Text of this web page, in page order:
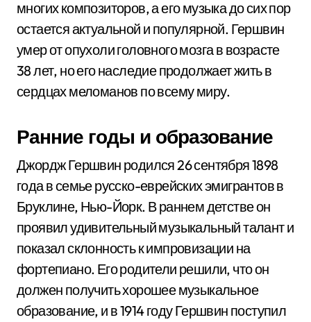
многих композиторов, а его музыка до сих пор
остается актуальной и популярной. Гершвин
умер от опухоли головного мозга в возрасте
38 лет, но его наследие продолжает жить в
сердцах меломанов по всему миру.
Ранние годы и образование
Джордж Гершвин родился 26 сентября 1898
года в семье русско-еврейских эмигрантов в
Бруклине, Нью-Йорк. В раннем детстве он
проявил удивительный музыкальный талант и
показал склонность к импровизации на
фортепиано. Его родители решили, что он
должен получить хорошее музыкальное
образование, и в 1914 году Гершвин поступил